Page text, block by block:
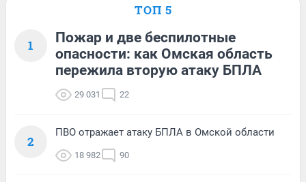
ТОП 5
1
Пожар и две беспилотные
опасности: как Омская область
пережила вторую атаку БПЛА
29 031 22
2
ПВО отражает атаку БПЛА в Омской области
18 982 90